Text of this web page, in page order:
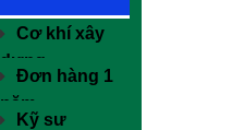
Cơ khí xây
dựng
Đơn hàng 1
năm
Kỹ sư